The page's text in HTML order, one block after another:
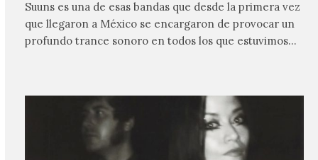
Suuns es una de esas bandas que desde la primera vez
que llegaron a México se encargaron de provocar un
profundo trance sonoro en todos los que estuvimos